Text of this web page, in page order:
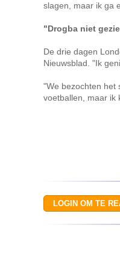
slagen, maar ik ga
"Drogba niet
De drie dagen
Nieuwsblad. "Ik
"We bezochten het
voetballen, maar ik